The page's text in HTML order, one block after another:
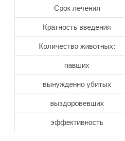
Срок лечения
Кратность введения
Количество животных:
павших
вынужденно убитых
выздоровевших
эффективность